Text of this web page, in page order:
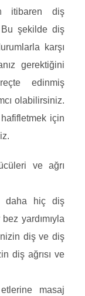
itibaren diş
Bu şekilde diş
karşı
gerektiğini
edinmiş
olabilirsiniz.
için
ve ağrı
daha hiç diş
yardımıyla
diş ve diş
diş ağrısı ve
masaj